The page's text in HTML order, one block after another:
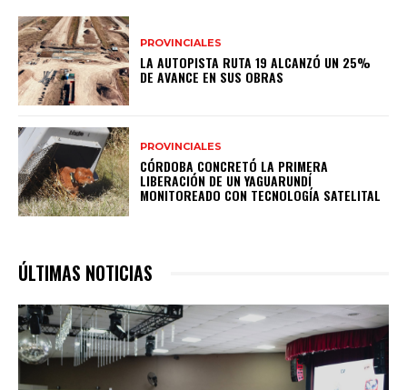
PROVINCIALES
LA AUTOPISTA RUTA 19 ALCANZÓ UN 25%
DE AVANCE EN SUS OBRAS
PROVINCIALES
CÓRDOBA CONCRETÓ LA PRIMERA
LIBERACIÓN DE UN YAGUARUNDÍ
MONITOREADO CON TECNOLOGÍA SATELITAL
ÚLTIMAS NOTICIAS